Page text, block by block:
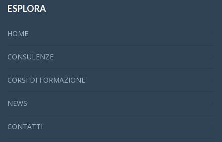
ESPLORA
HOME
CONSULENZE
CORSI DI FORMAZIONE
NEWS
CONTATTI